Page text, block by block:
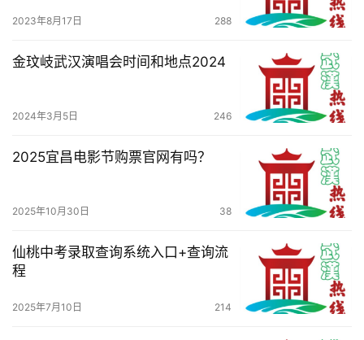
2023年8月17日 288
金玟岐武汉演唱会时间和地点2024
2024年3月5日 246
2025宜昌电影节购票官网有吗？
2025年10月30日 38
仙桃中考录取查询系统入口+查询流
程
2025年7月10日 214